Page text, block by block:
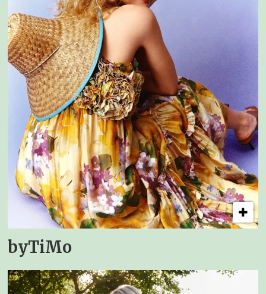
byTiMo